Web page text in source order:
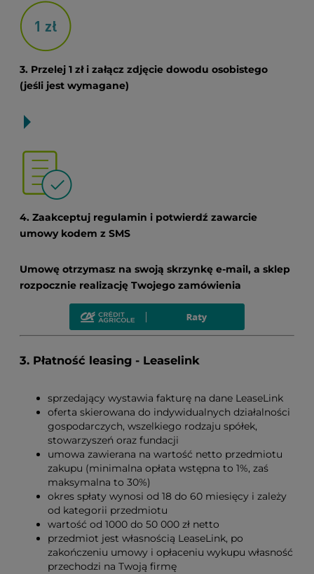
3. Przelej 1 zł i załącz zdjęcie dowodu osobistego
(jeśli jest wymagane)
4. Zaakceptuj regulamin i potwierdź zawarcie
umowy kodem z SMS
Umowę otrzymasz na swoją skrzynkę e-mail, a sklep
rozpocznie realizację Twojego zamówienia
3. Płatność leasing - Leaselink
sprzedający wystawia fakturę na dane LeaseLink
oferta skierowana do indywidualnych działalności
gospodarczych, wszelkiego rodzaju spółek,
stowarzyszeń oraz fundacji
umowa zawierana na wartość netto przedmiotu
zakupu (minimalna opłata wstępna to 1%, zaś
maksymalna to 30%)
okres spłaty wynosi od 18 do 60 miesięcy i zależy
od kategorii przedmiotu
wartość od 1000 do 50 000 zł netto
przedmiot jest własnością LeaseLink, po
zakończeniu umowy i opłaceniu wykupu własność
przechodzi na Twoją firmę